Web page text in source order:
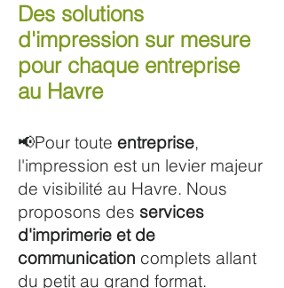
Des solutions
d'impression sur mesure
pour chaque entreprise
au Havre
📢Pour toute entreprise,
l'impression est un levier majeur
de visibilité au Havre. Nous
proposons des services
d'imprimerie et de
communication complets allant
du petit au grand format.